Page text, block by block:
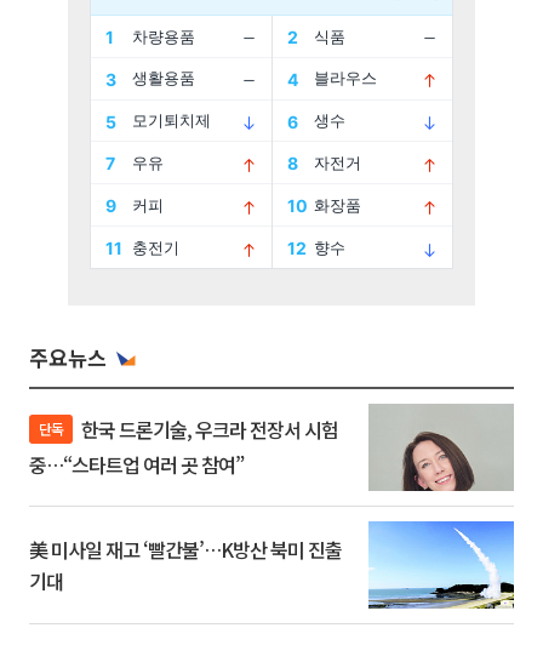
주요뉴스
단독
중…“스타트업 여러 곳 참여”
美 미사일 재고 ‘빨간불’…K방산 북미 진출
기대